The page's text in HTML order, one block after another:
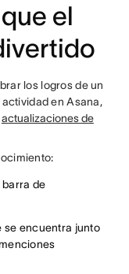
el
los logros de un
en Asana,
actualizaciones de
de
se encuentra junto